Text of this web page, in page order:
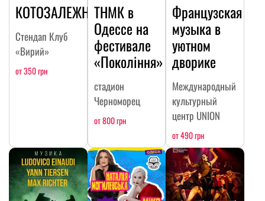
КОТОЗАЛЕЖНОСТЬ
Стендап Клуб
«Вирий»
от 350 грн
ТНМК в
Одессе на
фестивале
«Покоління»
стадион
Черноморец
от 800 грн
Французская
музыка в
уютном
дворике
Международный
культурный
центр UNION
от 490 грн